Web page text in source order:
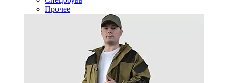
Прочее